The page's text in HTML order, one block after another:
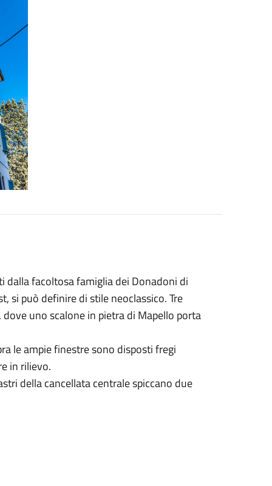
dalla facoltosa famiglia dei Donadoni di
si può definire di stile neoclassico. Tre
uno scalone in pietra di Mapello porta
le ampie finestre sono disposti fregi
in rilievo.
della cancellata centrale spiccano due